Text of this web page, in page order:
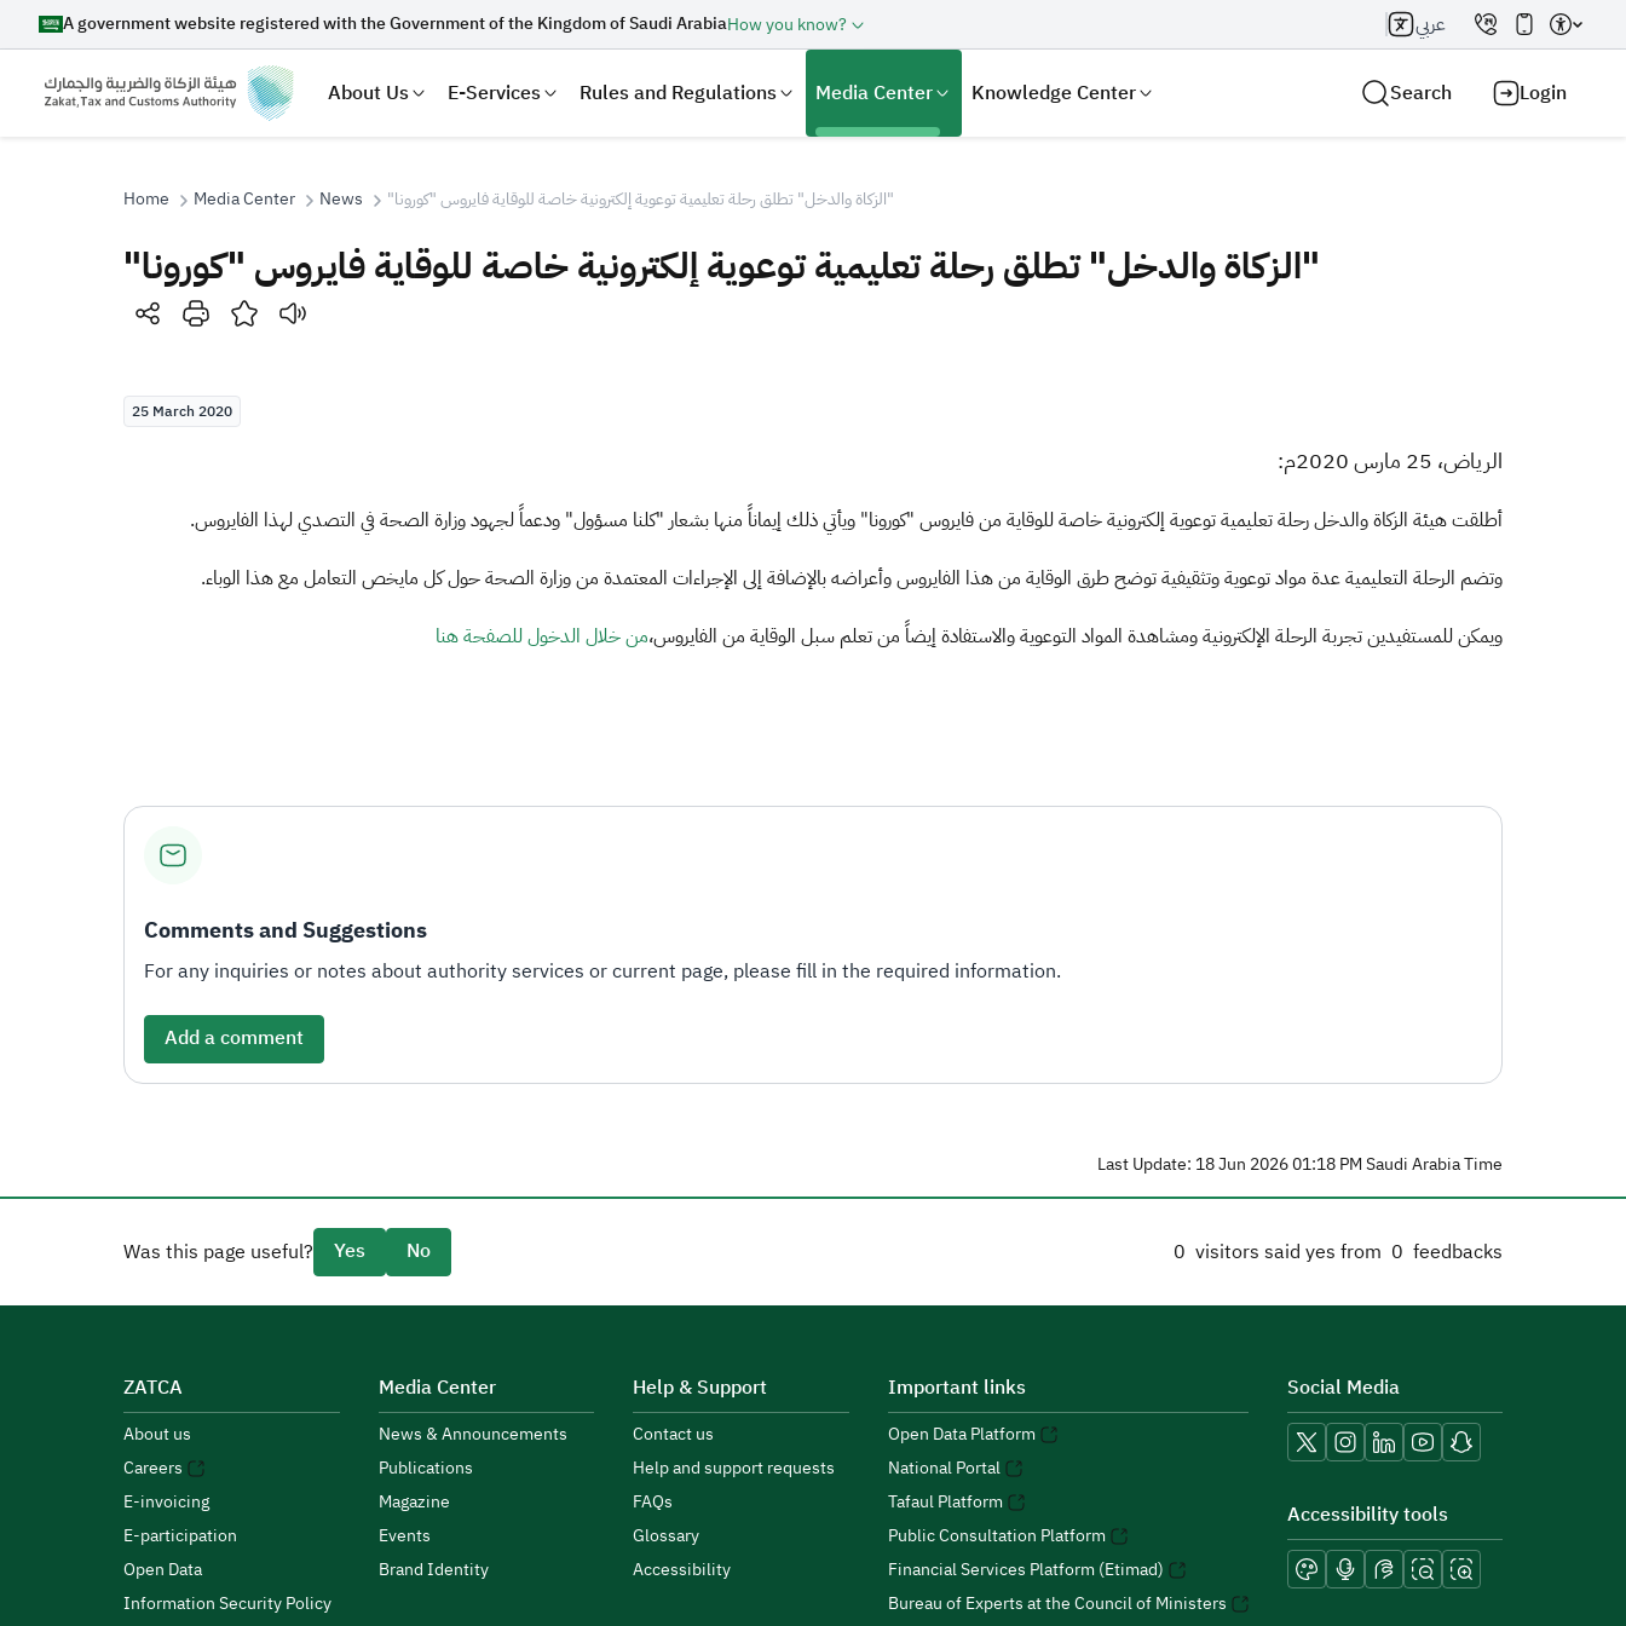
A government website registered with the Government of the Kingdom of Saudi ArabiaHow you know? عربي
About Us E-Services Rules and Regulations Media Center Knowledge Center Search Login
Search
Suggestions
Home Media Center News "الزكاة والدخل" تطلق رحلة تعليمية توعوية إلكترونية خاصة للوقاية فايروس "كورونا"
"الزكاة والدخل" تطلق رحلة تعليمية توعوية إلكترونية خاصة للوقاية فايروس "كورونا"
25 March 2020
​الرياض، 25 مارس 2020م:
أطلقت هيئة الزكاة والدخل رحلة تعليمية توعوية إلكترونية خاصة للوقاية من فايروس "كورونا" ويأتي ذلك إيماناً منها بشعار "كلنا مسؤول" ودعماً لجهود وزارة الصحة في التصدي لهذا الفايروس.
وتضم الرحلة التعليمية عدة مواد توعوية وتثقيفية توضح طرق الوقاية من هذا الفايروس وأعراضه بالإضافة إلى الإجراءات المعتمدة من وزارة الصحة حول كل مايخص التعامل مع هذا الوباء.
ويمكن للمستفيدين تجربة الرحلة الإلكترونية ومشاهدة المواد التوعوية والاستفادة إيضاً من تعلم سبل الوقاية من الفايروس،من خلال الدخول للصفحة هنا
Comments and Suggestions
For any inquiries or notes about authority services or current page, please fill in the required information.
Add a comment
Last Update: 18 Jun 2026 01:18 PM Saudi Arabia Time
0 visitors said yes from 0 feedbacks
Was this page useful? Yes No
ZATCA
About us
Careers
E-invoicing
E-participation
Open Data
Information Security Policy
Media Center
News & Announcements
Publications
Magazine
Events
Brand Identity
Help & Support
Contact us
Help and support requests
FAQs
Glossary
Accessibility
Important links
Open Data Platform
National Portal
Tafaul Platform
Public Consultation Platform
Financial Services Platform (Etimad)
Bureau of Experts at the Council of Ministers
Social Media
Accessibility tools